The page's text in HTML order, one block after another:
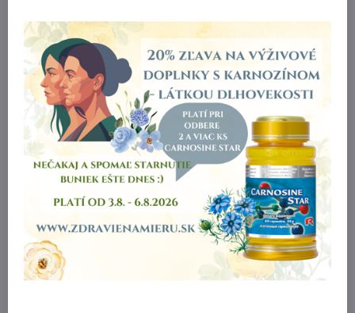
Výživový doplnok IMMUNITY STAR pre podporu
imunitného systému
36 € Do košíka
Výživový doplnok MULTI STAR pre doplnenie vitamínov
a minerálov
DODANIE 3 - 5 PRAC. DNÍ -10%
72 €
80 € Zľava 8 €
Do košíka
Ústna voda a dezinfekčný prostriedok EFFECTIVE STAR
Do košíka